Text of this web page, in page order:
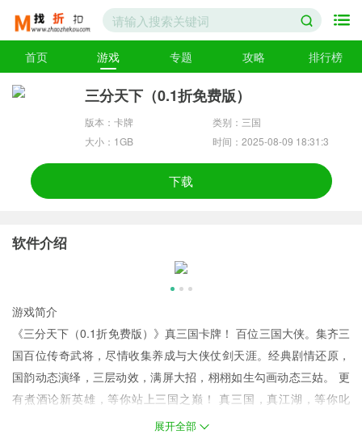
首页 游戏 专题 攻略 排行榜
三分天下（0.1折免费版）
版本：卡牌
类别：三国
大小：1GB
时间：2025-08-09 18:31:3
下载
软件介绍
游戏简介
《三分天下（0.1折免费版）》真三国卡牌！ 百位三国大侠。集齐三
国百位传奇武将，尽情收集养成与大侠仗剑天涯。经典剧情还原，
国韵动态演绎，三层动效，满屏大招，栩栩如生勾画动态三姑。 更
有煮酒论新英雄，等你站上三国之巅！ 真三国，真江湖，等你叱
展开全部